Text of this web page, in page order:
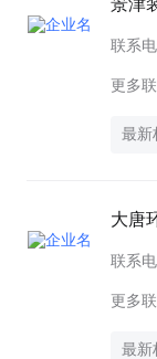
景津
联系电
更多
最新
大唐
联系电
更多
最新